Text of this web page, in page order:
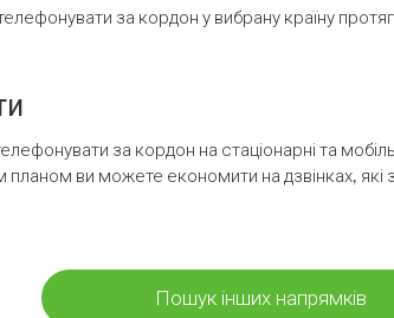
за кордон у вибрану країну
за кордон на стаціонарні та
ви можете економити на дзвінках, які
Пошук інших напрямків